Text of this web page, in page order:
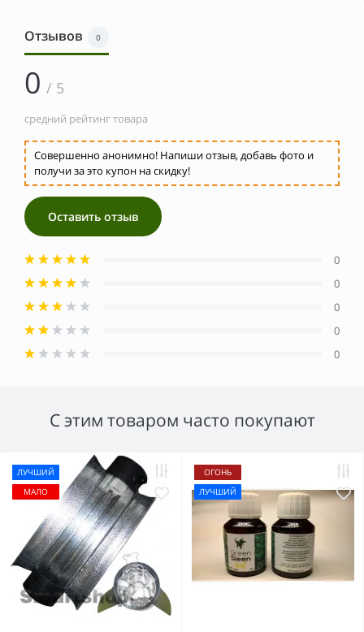
Отзывов 0
0 / 5
средний рейтинг товара
Совершенно анонимно! Напиши отзыв, добавь фото и
получи за это купон на скидку!
Оставить отзыв
0
0
0
0
0
С этим товаром часто покупают
ЛУЧШИЙ
МАЛО
ОГОНЬ
ЛУЧШИЙ